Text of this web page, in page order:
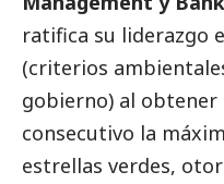
ratifica su liderazgo
(criterios
gobierno) al obtener
consecutivo la
estrellas verdes,